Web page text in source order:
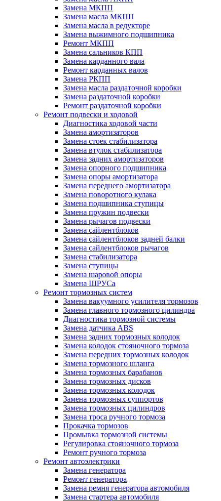
Замена МКПП
Замена масла МКПП
Замена масла в редукторе
Замена выжимного подшипника
Ремонт МКПП
Замена сальников КПП
Замена карданного вала
Ремонт карданных валов
Замена РКПП
Замена масла раздаточной коробки
Замена раздаточной коробки
Ремонт раздаточной коробки
Ремонт подвески и ходовой
Диагностика ходовой части
Замена амортизаторов
Замена стоек стабилизатора
Замена втулок стабилизатора
Замена задних амортизаторов
Замена опорного подшипника
Замена опоры амортизатора
Замена переднего амортизатора
Замена поворотного кулака
Замена подшипника ступицы
Замена пружин подвески
Замена рычагов подвески
Замена сайлентблоков
Замена сайлентблоков задней балки
Замена сайлентблоков рычагов
Замена стабилизатора
Замена ступицы
Замена шаровой опоры
Замена ШРУСа
Ремонт тормозных систем
Замена вакуумного усилителя тормозов
Замена главного тормозного цилиндра
Диагностика тормозной системы
Замена датчика ABS
Замена задних тормозных колодок
Замена колодок стояночного тормоза
Замена передних тормозных колодок
Замена тормозного шланга
Замена тормозных барабанов
Замена тормозных дисков
Замена тормозных колодок
Замена тормозных суппортов
Замена тормозных цилиндров
Замена троса ручного тормоза
Прокачка тормозов
Промывка тормозной системы
Регулировка стояночного тормоза
Ремонт ручного тормоза
Ремонт автоэлектрики
Замена генератора
Ремонт генератора
Замена ремня генератора автомобиля
Замена стартера автомобиля